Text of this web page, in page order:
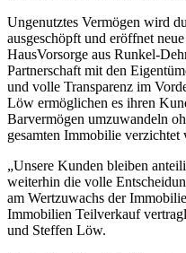
Ungenutztes Vermögen wird
ausgeschöpft und eröffnet
HausVorsorge aus Runkel-
Partnerschaft mit den
und volle Transparenz im
Löw ermöglichen es ihren
Barvermögen umzuwandeln
gesamten Immobilie verzichtet
„Unsere Kunden bleiben
weiterhin die volle
am Wertzuwachs der
Immobilien Teilverkauf
und Steffen Löw.